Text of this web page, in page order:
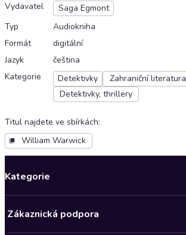
Vydavatel
Saga Egmont
Typ
Audiokniha
Formát
digitální
Jazyk
čeština
Kategorie
Detektivky
Zahraniční literatura
Detektivky, thrillery
Titul najdete ve sbírkách:
William Warwick
Kategorie
Bestsellery měsíce
Zákaznická podpora